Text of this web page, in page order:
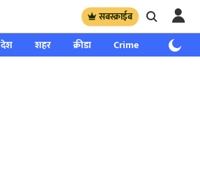
सबस्क्राईब
देश शहर क्रीडा Crime साप्ताहिक